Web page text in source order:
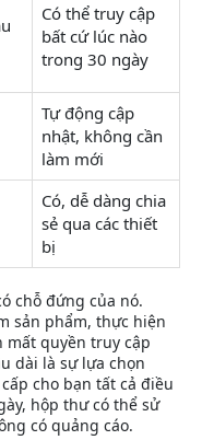
Có thể truy cập
bất cứ lúc nào
trong 30 ngày
Tự động cập
nhật, không cần
làm mới
Có, dễ dàng chia
sẻ qua các thiết
bị
chỗ đứng của nó.
sản phẩm, thực hiện
mất quyền truy cập
dài là sự lựa chọn
cho bạn tất cả điều
hộp thư có thể sử
có quảng cáo.